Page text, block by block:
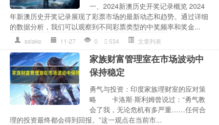
一、2024新澳历史开奖记录概览 2024
年新澳历史开奖记录展现了彩票市场的最新动态和趋势。通过详细
的数据分析，我们可以观察到不同彩票类型的中奖频率和奖金...
sslake 11-27 0 534 文章列表
家族财富管理室在市场波动中
保持稳定
勇气与投资：印度家族理财室的应对策
略 卡洛斯·斯利姆曾说过：“勇气教
会了我，无论危机有多严重……任何合
理的投资最终都会得到回报。”这一观点在当前市...